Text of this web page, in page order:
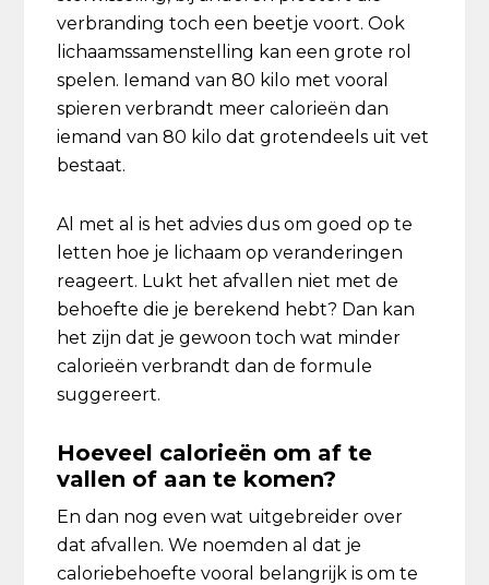
verbranding toch een beetje voort. Ook
lichaamssamenstelling kan een grote rol
spelen. Iemand van 80 kilo met vooral
spieren verbrandt meer calorieën dan
iemand van 80 kilo dat grotendeels uit vet
bestaat.
Al met al is het advies dus om goed op te
letten hoe je lichaam op veranderingen
reageert. Lukt het afvallen niet met de
behoefte die je berekend hebt? Dan kan
het zijn dat je gewoon toch wat minder
calorieën verbrandt dan de formule
suggereert.
Hoeveel calorieën om af te
vallen of aan te komen?
En dan nog even wat uitgebreider over
dat afvallen. We noemden al dat je
caloriebehoefte vooral belangrijk is om te